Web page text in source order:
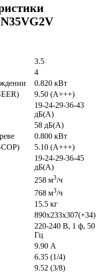
3.5
4
0.820 кВт
9.50 (A+++)
19-24-29-36-43
дБ(А)
58 дБ(А)
0.800 кВт
5.10 (A+++)
19-24-29-36-45
дБ(А)
258 м3/ч
768 м3/ч
15.5 кг
890х233х307(+34)
220-240 В, 1 ф, 50
Гц
9.90 А
6.35 (1/4)
9.52 (3/8)